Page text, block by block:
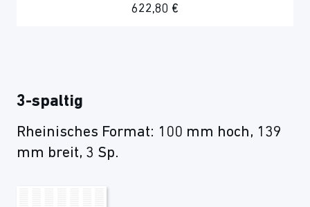
622,80 €
3-spaltig
Rheinisches Format: 100 mm hoch, 139
mm breit, 3 Sp.